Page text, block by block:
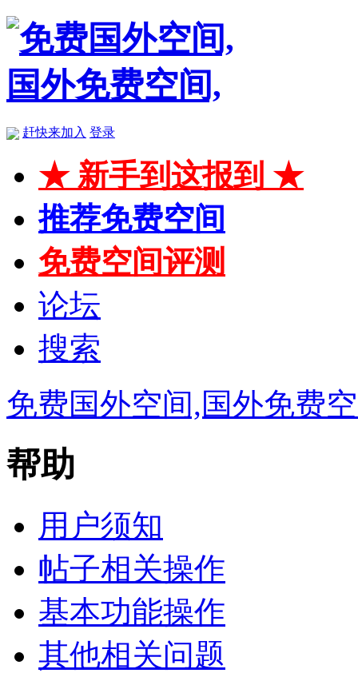
赶快来加入 登录
★ 新手到这报到 ★
推荐免费空间
免费空间评测
论坛
搜索
免费国外空间,国外免费
帮助
用户须知
帖子相关操作
基本功能操作
其他相关问题